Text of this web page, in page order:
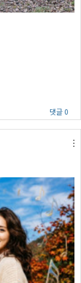
댓글 0